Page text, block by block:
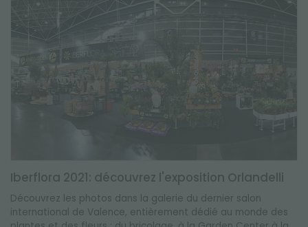
Iberflora 2021: découvrez l'exposition Orlandelli
Découvrez les photos dans la galerie du dernier salon
international de Valence, entièrement dédié au monde des